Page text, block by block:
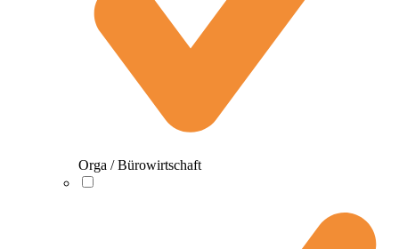
Orga / Bürowirtschaft